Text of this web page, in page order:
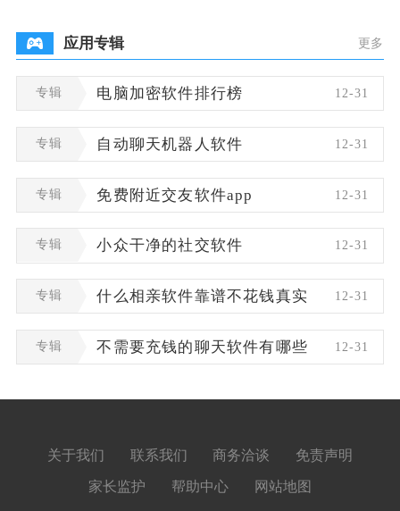
应用专辑 更多
专辑 电脑加密软件排行榜 12-31
专辑 自动聊天机器人软件 12-31
专辑 免费附近交友软件app 12-31
专辑 小众干净的社交软件 12-31
专辑 什么相亲软件靠谱不花钱真实 12-31
专辑 不需要充钱的聊天软件有哪些 12-31
关于我们 联系我们 商务洽谈 免责声明
家长监护 帮助中心 网站地图